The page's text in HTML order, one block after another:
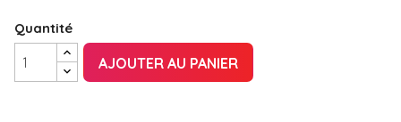
Quantité
AJOUTER AU PANIER